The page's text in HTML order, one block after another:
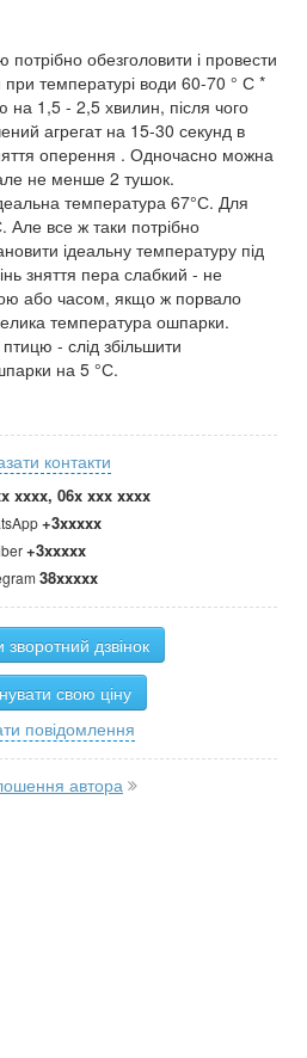
обезголовити і провести
температурі води 60-70 ° С *
на 1,5 - 2,5 хвилин, після чого
агрегат на 15-30 секунд в
оперення . Одночасно можна
не менше 2 тушок.
температура 67°С. Для
Але все ж таки потрібно
ідеальну температуру під
зняття пера слабкий - не
або часом, якщо ж порвало
температура ошпарки.
- слід збільшити
на 5 °С.
контакти
xxxx, 06x xxx xxxx
+3xxxxx
+3xxxxx
38xxxxx
дзвінок
свою ціну
повідомлення
автора